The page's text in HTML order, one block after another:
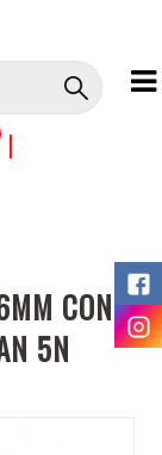
|
CON
5N